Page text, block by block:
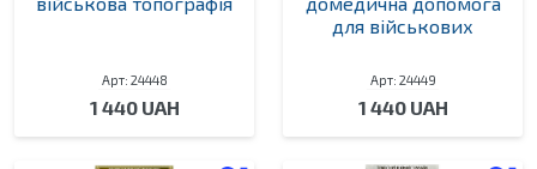
Арт: 24448
1 440 UAH
для військових
Арт: 24449
1 440 UAH